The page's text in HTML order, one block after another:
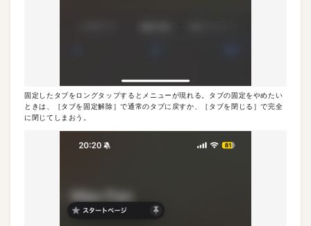
固定したタブをロングタップするとメニューが現れる。タブの固定をやめたい
ときは、［タブを固定解除］で通常のタブに戻すか、［タブを閉じる］で完全
に閉じてしまおう。